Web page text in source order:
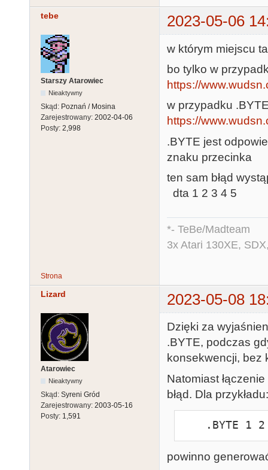
tebe 2023-05-06
Starszy Atarowiec
Nieaktywny
Skąd: Poznań / Mosina
Zarejestrowany: 2002-04-06
Posty: 2,998
w którym miejscu
bo tylko w
https://
w przypadku
https://
.BYTE jest
znaku przecinka
ten sam błąd
dta 1 2 3 4 5
*- TeBe/Madteam
3x Atari 130XE,
Strona
Lizard 2023-05-08
Atarowiec
Nieaktywny
Skąd: Syreni Gród
Zarejestrowany: 2003-05-16
Posty: 1,591
Dzięki za
.BYTE, podczas
konsekwencji, bez
Natomiast
błąd. Dla przykładu:
.BYTE
powinno